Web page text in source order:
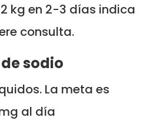
kg en 2-3 días indica
consulta.
sodio
La meta es
al día